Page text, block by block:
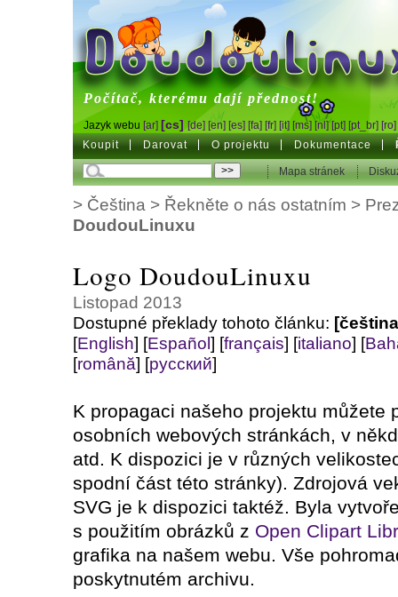
DoudouLinux
Počítač, kterému dají přednost!
Jazyk webu [ar] [cs] [de] [en] [es] [fa] [fr] [it] [ms] [nl] [pt] [pt_br] [ro]
Koupit Darovat O projektu Dokumentace
Mapa stránek
> Čeština > Řekněte o nás ostatním >
DoudouLinuxu
Logo DoudouLinuxu
Listopad 2013
Dostupné překlady tohoto článku:
[English] [Español] [français] [italiano] [
[română] [русский]
K propagaci našeho projektu můžete
osobních webových stránkách, v
atd. K dispozici je v různých
spodní část této stránky). Zdrojová
SVG je k dispozici taktéž. Byla
s použitím obrázků z Open Clipart
grafika na našem webu. Vše
poskytnutém archivu.